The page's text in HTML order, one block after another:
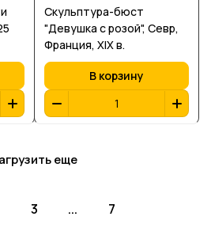
Скульптура-бюст
"Девушка с розой", Севр,
Франция, XIX в.
В корзину
еще
3 ... 7